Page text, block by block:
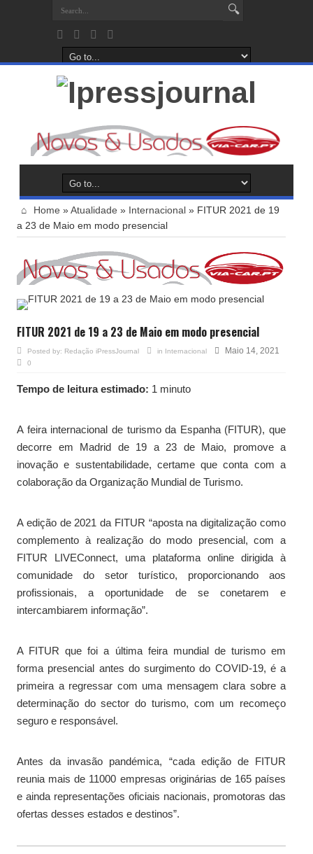
Home »Atualidade » Internacional » FITUR 2021 de 19
a 23 de Maio em modo presencial
FITUR 2021 de 19 a 23 de Maio em modo presencial
Posted by: Redação iPressJournal in Internacional Maio 14, 2021
0
Tempo de leitura estimado: 1 minuto
A feira internacional de turismo da Espanha (FITUR), que
decorre em Madrid de 19 a 23 de Maio, promove a
inovação e sustentabilidade, certame que conta com a
colaboração da Organização Mundial de Turismo.
A edição de 2021 da FITUR “aposta na digitalização como
complemento à realização do modo presencial, com a
FITUR LIVEConnect, uma plataforma online dirigida à
comunidade do setor turístico, proporcionando aos
profissionais, a oportunidade de se conetarem e
intercambiarem informação”.
A FITUR que foi a última feira mundial de turismo em
forma presencial antes do surgimento do COVID-19, é a
primeira a regressar com uma mensagem clara sobre a
determinação do sector do turismo, com um recomeço
seguro e responsável.
Antes da invasão pandémica, “cada edição de FITUR
reunia mais de 11000 empresas originárias de 165 países
e ainda representações oficiais nacionais, promotoras das
ofertas desses estados e destinos”.